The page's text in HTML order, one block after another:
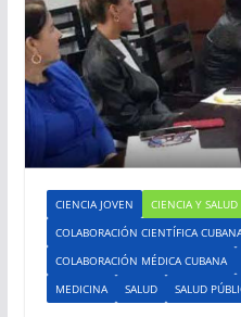
CIENCIA JOVEN CIENCIA Y SALUD
COLABORACIÓN CIENTÍFICA
COLABORACIÓN MÉDICA CUBANA
MEDICINA
SALUD SALUD